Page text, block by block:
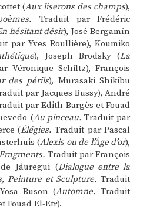
(Aux liserons des champs),
Traduit par Frédéric
hésitant désir), José Bergamín
par Yves Roullière), Koumiko
), Joseph Brodsky (La
Véronique Schiltz), François
des périls), Murasaki Shikibu
par Jacques Bussy), André
par Edith Bargès et Fouad
(Au pinceau.Traduit par
(Élégies. Traduit par Pascal
(Alexis ou de l’Âge d’or),
Traduit par François
Jáuregui (Dialogue entre la
Peinture et Sculpture. Traduit
Buson (Automne. Traduit
Fouad El-Etr).